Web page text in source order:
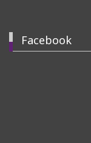
Facebook